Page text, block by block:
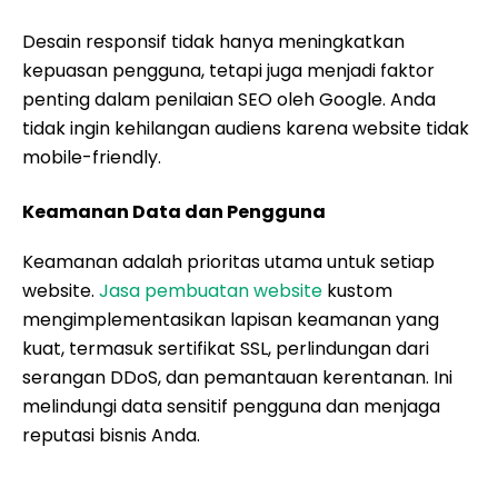
Desain responsif tidak hanya meningkatkan
kepuasan pengguna, tetapi juga menjadi faktor
penting dalam penilaian SEO oleh Google. Anda
tidak ingin kehilangan audiens karena website tidak
mobile-friendly.
Keamanan Data dan Pengguna
Keamanan adalah prioritas utama untuk setiap
website. Jasa pembuatan website kustom
mengimplementasikan lapisan keamanan yang
kuat, termasuk sertifikat SSL, perlindungan dari
serangan DDoS, dan pemantauan kerentanan. Ini
melindungi data sensitif pengguna dan menjaga
reputasi bisnis Anda.